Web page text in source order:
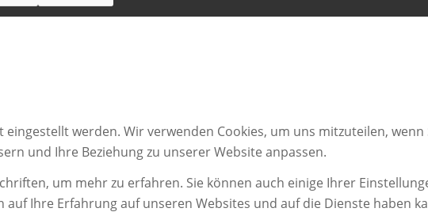
werden. Wir verwenden Cookies, um uns mitzuteilen, wenn
und Ihre Beziehung zu unserer Website anpassen.
um mehr zu erfahren. Sie können auch einige Ihrer
Ihre Erfahrung auf unseren Websites und auf die Dienste haben